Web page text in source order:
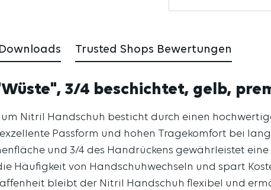
Downloads Trusted Shops Bewertungen
3/4 beschichtet, gelb,
Nitril Handschuh besticht durch einen
Passform und hohen Tragekomfort bei
und 3/4 des Handrückens gewährleistet
Häufigkeit von Handschuhwechseln und spart
bleibt der Nitril Handschuh flexibel und